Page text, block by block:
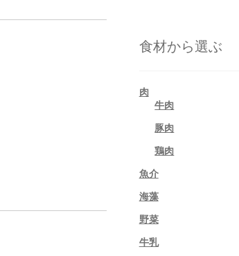
食材から選ぶ
肉
牛肉
豚肉
鶏肉
魚介
海藻
野菜
牛乳